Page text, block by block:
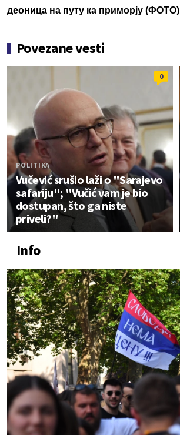
деоница на путу ка приморју (ФОТО)
Povezane vesti
0
POLITIKA
Vučević srušio laži o "Sarajevo
safariju"; "Vučić vam je bio
dostupan, što ga niste
priveli?"
Info